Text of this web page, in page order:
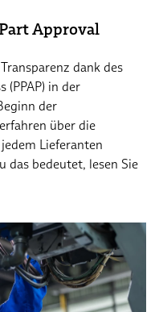
Approval
dank des
(PPAP) in der
der
über die
Lieferanten
das bedeutet, lesen Sie